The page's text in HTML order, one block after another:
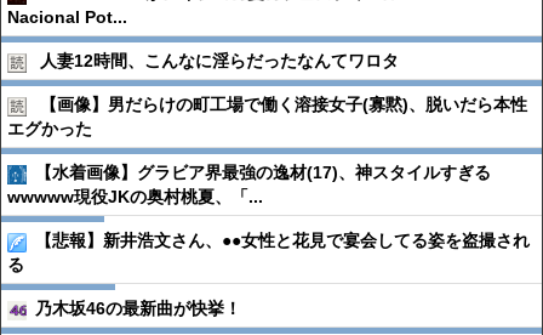
Nacional Pot...
人妻12時間、こんなに淫らだったなんてワロタ
【画像】男だらけの町工場で働く溶接女子(寡黙)、脱いだら本性
エグかった
【水着画像】グラビア界最強の逸材(17)、神スタイルすぎる
wwwww現役JKの奥村桃夏、「...
【悲報】新井浩文さん、●●女性と花見で宴会してる姿を盗撮され
る
乃木坂46の最新曲が快挙！